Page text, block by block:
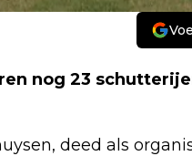
nog 23
deed als